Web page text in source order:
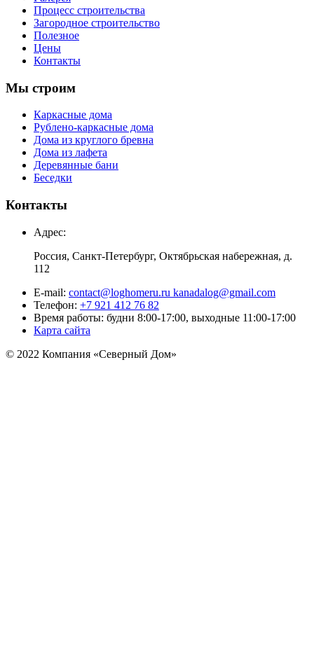
Процесс строительства
Загородное строительство
Полезное
Цены
Контакты
Мы строим
Каркасные дома
Рублено-каркасные дома
Дома из круглого бревна
Дома из лафета
Деревянные бани
Беседки
Контакты
Адрес:
Россия, Санкт-Петербург, Октябрьская набережная, д.
112
E-mail: contact@loghomeru.ru kanadalog@gmail.com
Телефон: +7 921 412 76 82
Время работы: будни 8:00-17:00, выходные 11:00-17:00
Карта сайта
© 2022 Компания «Северный Дом»